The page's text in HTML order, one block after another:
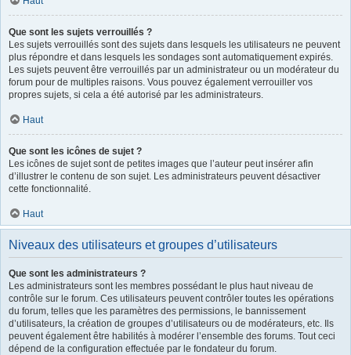
Que sont les sujets verrouillés ?
Les sujets verrouillés sont des sujets dans lesquels les utilisateurs ne peuvent
plus répondre et dans lesquels les sondages sont automatiquement expirés.
Les sujets peuvent être verrouillés par un administrateur ou un modérateur du
forum pour de multiples raisons. Vous pouvez également verrouiller vos
propres sujets, si cela a été autorisé par les administrateurs.
Haut
Que sont les icônes de sujet ?
Les icônes de sujet sont de petites images que l’auteur peut insérer afin
d’illustrer le contenu de son sujet. Les administrateurs peuvent désactiver
cette fonctionnalité.
Haut
Niveaux des utilisateurs et groupes d’utilisateurs
Que sont les administrateurs ?
Les administrateurs sont les membres possédant le plus haut niveau de
contrôle sur le forum. Ces utilisateurs peuvent contrôler toutes les opérations
du forum, telles que les paramètres des permissions, le bannissement
d’utilisateurs, la création de groupes d’utilisateurs ou de modérateurs, etc. Ils
peuvent également être habilités à modérer l’ensemble des forums. Tout ceci
dépend de la configuration effectuée par le fondateur du forum.